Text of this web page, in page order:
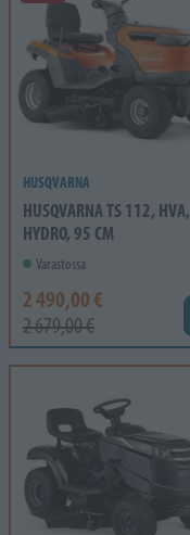
HUSQVARNA
HUSQVARNA TS 112, HVA,
HYDRO, 95 CM
Varastossa
2 490,00 €
2 679,00 €